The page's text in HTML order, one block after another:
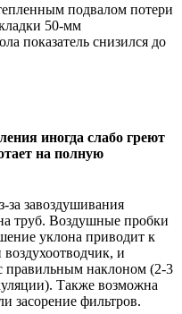
подвалом потери
50-мм
показатель снизился до
иногда слабо греют
на полную
за завоздушивания
труб. Воздушные пробки
уклона приводит к
воздухоотводчик, и
правильным наклоном (2-3
Также возможна
засорение фильтров.